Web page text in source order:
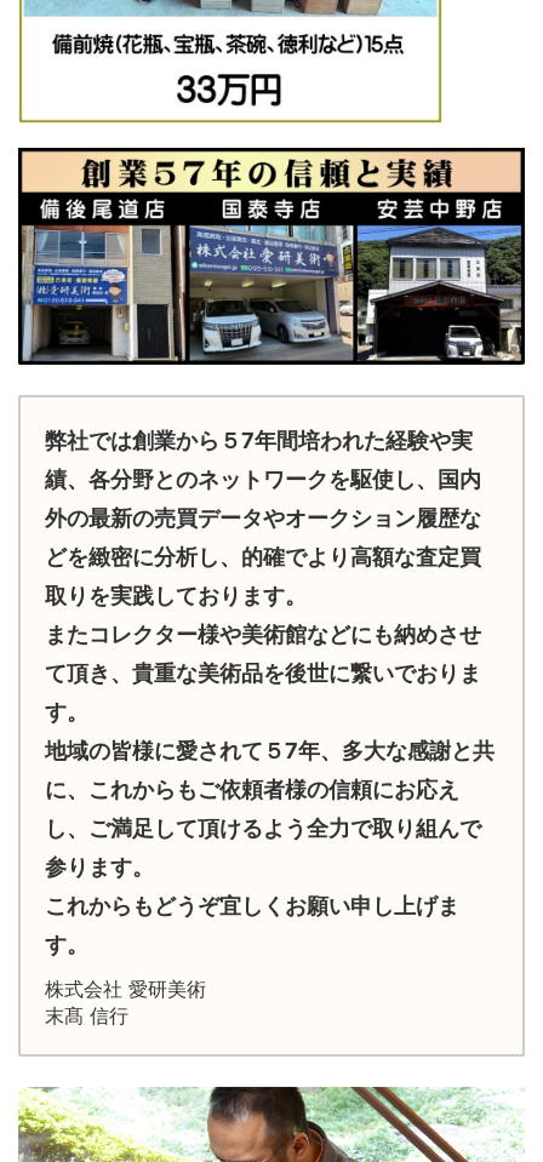
弊社では創業から５7年間培われた経験や実
績、各分野とのネットワークを駆使し、国内
外の最新の売買データやオークション履歴な
どを緻密に分析し、的確でより高額な査定買
取りを実践しております。
またコレクター様や美術館などにも納めさせ
て頂き、貴重な美術品を後世に繋いでおりま
す。
地域の皆様に愛されて５7年、多大な感謝と共
に、これからもご依頼者様の信頼にお応え
し、ご満足して頂けるよう全力で取り組んで
参ります。
これからもどうぞ宜しくお願い申し上げま
す。
株式会社 愛研美術
末髙 信行